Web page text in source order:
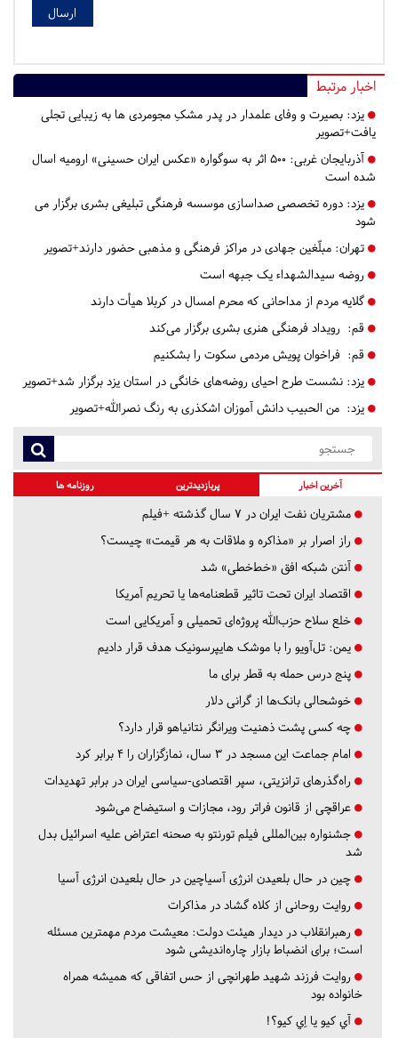
اخبار مرتبط
یزد: بصیرت و وفای علمدار در پدر مشکِ مجومردی ها به زیبایی تجلی
یافت+تصویر
آذربایجان غربی:
۵۰۰ اثر به سوگواره «عکس ایران حسینی» ارومیه اسال
شده است
یزد: دوره تخصصی صداسازی موسسه فرهنگی تبلیغی بشری برگزار می
شود
تهران: مبلّغین جهادی در مراکز فرهنگی و مذهبی حضور دارند+تصویر
روضه سیدالشهداء یک جبهه است
گلایه مردم از مداحانی که محرم امسال در کربلا هیأت دارند
قم: رویداد فرهنگی هنری بشری برگزار می‌کند
قم: فراخوان پویش مردمی سکوت را بشکنیم
یزد: نشست طرح احیای روضه‌های خانگی در استان یزد برگزار شد+تصویر
یزد: من الحبیب دانش آموزان اشکذری به رنگ نصرالله+تصویر
آخرین اخبار پربازدیدترین روزنامه ها
مشتریان نفت ایران در ۷ سال گذشته +فیلم
راز اصرار بر «مذاکره و ملاقات به هر قیمت» چیست؟
آنتن شبکه افق «خط‌خطی» شد
اقتصاد ایران تحت تاثیر قطعنامه‌ها یا تحریم‌ آمریکا
خلع سلاح حزب‌الله پروژه‌ای تحمیلی و آمریکایی است
یمن: تل‌آویو را با موشک هایپرسونیک هدف قرار دادیم
پنج درس‌ حمله به قطر برای ما
خوشحالی بانک‌ها از گرانی دلار
چه کسی پشت ذهنیت ویرانگر نتانیاهو قرار دارد؟
امام جماعت این مسجد در ۳ سال، نمازگزاران را ۴ برابر کرد
راه‌گذرهای ترانزیتی، سپر اقتصادی-سیاسی ایران در برابر تهدیدات
عراقچی از قانون فراتر رود، مجازات و استیضاح می‌شود
جشنواره بین‌المللی فیلم تورنتو به صحنه اعتراض علیه اسرائیل بدل
شد
چین در حال بلعیدن انرژی آسیاچین در حال بلعیدن انرژی آسیا
روایت روحانی از کلاه گشاد در مذاکرات
رهبرانقلاب در دیدار هیئت دولت: معیشت مردم مهمترین مسئله
است؛ برای انضباط بازار چاره‌اندیشی شود
روایت فرزند شهید طهرانچی از حس اتفاقی که همیشه همراه
خانواده بود
آي كيو يا اِي كيو؟!